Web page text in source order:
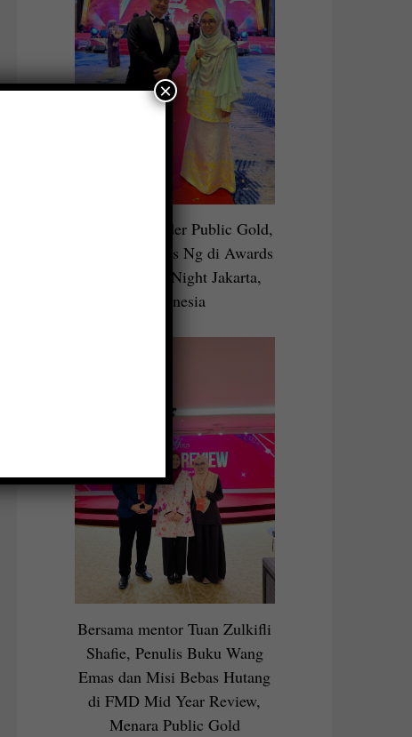
bersama Founder Public Gold,
Dato Seri Louis Ng di Awards
Recognition Night Jakarta,
Indonesia
Bersama mentor Tuan Zulkifli
Shafie, Penulis Buku Wang
Emas dan Misi Bebas Hutang
di FMD Mid Year Review,
Menara Public Gold
×